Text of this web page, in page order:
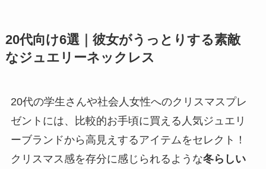
20代向け6選｜彼女がうっとりする素敵
なジュエリーネックレス
20代の学生さんや社会人女性へのクリスマスプレ
ゼントには、比較的お手頃に買える人気ジュエリ
ーブランドから高見えするアイテムをセレクト！
クリスマス感を存分に感じられるような冬らしい